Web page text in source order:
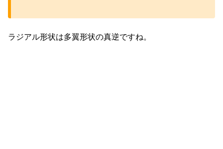
ラジアル形状は多翼形状の真逆ですね。